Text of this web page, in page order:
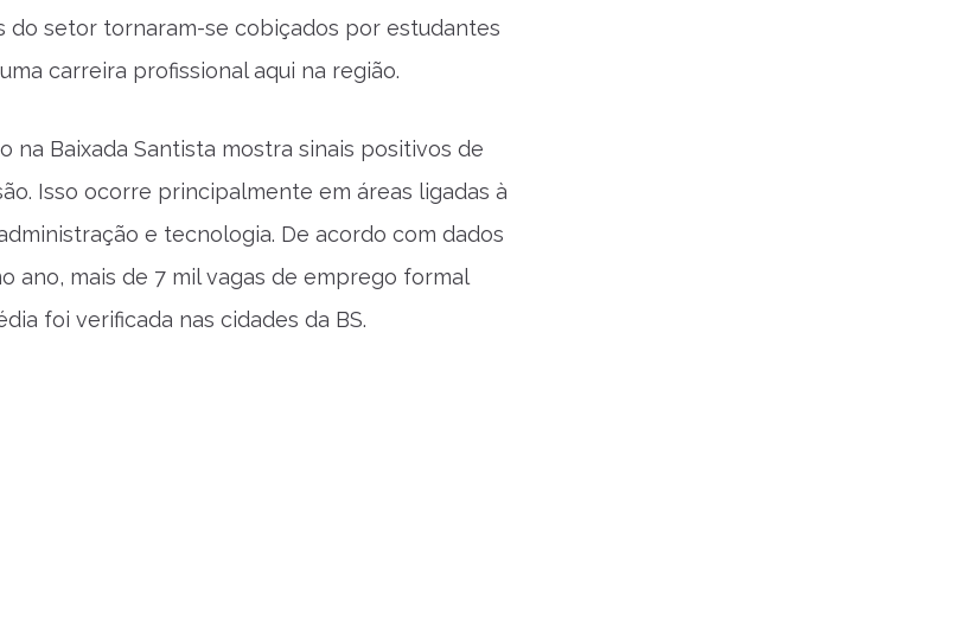
do setor tornaram-se cobiçados por estudantes
carreira profissional aqui na região.
na Baixada Santista mostra sinais positivos de
Isso ocorre principalmente em áreas ligadas à
e tecnologia. De acordo com dados
ano, mais de 7 mil vagas de emprego formal
foi verificada nas cidades da BS.